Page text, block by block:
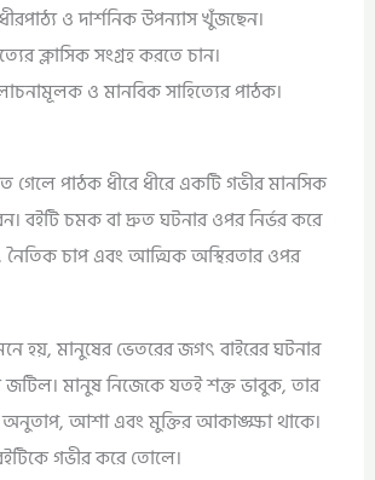
ও দার্শনিক উপন্যাস খুঁজছেন।
ক্লাসিক সংগ্রহ করতে চান।
ও মানবিক সাহিত্যের পাঠক।
গেলে পাঠক ধীরে ধীরে একটি গভীর মানসিক
বইটি চমক বা দ্রুত ঘটনার ওপর নির্ভর করে
নৈতিক চাপ এবং আত্মিক অস্থিরতার ওপর
হয়, মানুষের ভেতরের জগৎ বাইরের ঘটনার
মানুষ নিজেকে যতই শক্ত ভাবুক, তার
অনুতাপ, আশা এবং মুক্তির আকাঙ্ক্ষা থাকে।
গভীর করে তোলে।